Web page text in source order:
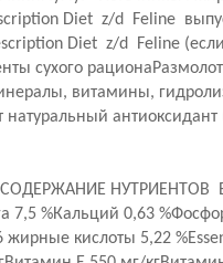
Diet z/d Feline
Diet z/d Feline
сухого
витамины,
натуральный антиоксидант
НУТРИЕНТОВ В
7,5 %Кальций 0,63
жирные кислоты 5,22